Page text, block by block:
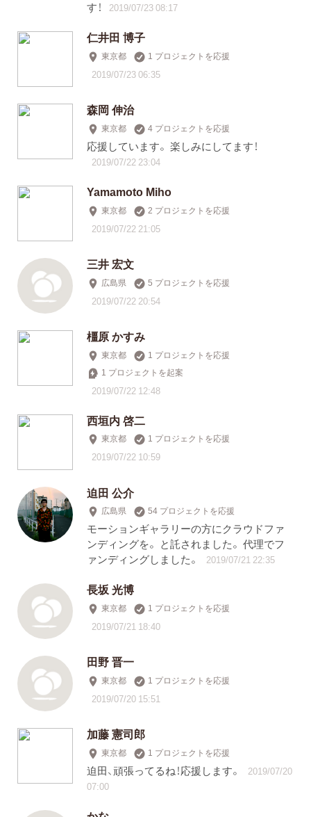
す！ 2019/07/23 08:17
仁井田 博子
東京都 1 プロジェクトを応援
2019/07/23 06:35
森岡 伸治
東京都 4 プロジェクトを応援
応援しています。 楽しみにしてます！
2019/07/22 23:04
Yamamoto Miho
東京都 2 プロジェクトを応援
2019/07/22 21:05
三井 宏文
広島県 5 プロジェクトを応援
2019/07/22 20:54
橿原 かすみ
東京都
1 プロジェクトを応援
1 プロジェクトを起案
2019/07/22 12:48
西垣内 啓二
東京都 1 プロジェクトを応援
2019/07/22 10:59
迫田 公介
広島県 54 プロジェクトを応援
モーションギャラリーの方にクラウドファ
ンディングを。 と託されました。 代理でフ
ァンディングしました。
2019/07/21 22:35
長坂 光博
東京都 1 プロジェクトを応援
2019/07/21 18:40
田野 晋一
東京都 1 プロジェクトを応援
2019/07/20 15:51
加藤 憲司郎
東京都 1 プロジェクトを応援
迫田、頑張ってるね！応援します。
2019/07/20
07:00